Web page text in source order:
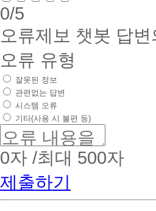
과
목
수
강
자
(해
당
학
기
수
강
과
목
수)
2
위)
지
이
상
의
장
학
금
이
동
시
에
해
당
할
경
높
0/5
오류제보 챗봇 답
오류 유형
잘못된 정보
관련없는 답변
시스템 오류
기타(사용 시 불편 등)
0자 /최대 500자
제출하기